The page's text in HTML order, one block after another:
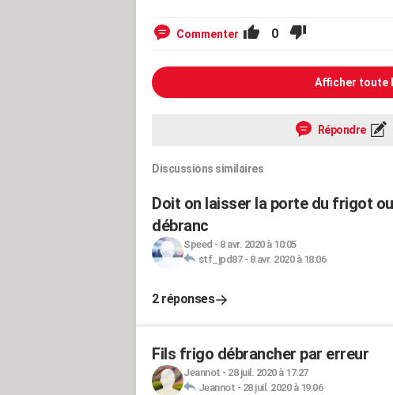
Commenter 0
Afficher toute
Répondre
Discussions similaires
Doit on laisser la porte du frigot
débranc
Speed - 8 avr. 2020 à 10:05
stf_jpd87- 8 avr. 2020 à 18:06
2 réponses
Fils frigo débrancher par erreur
Jeannot - 28 juil. 2020 à 17:27
Jeannot - 28 juil. 2020 à 19:06